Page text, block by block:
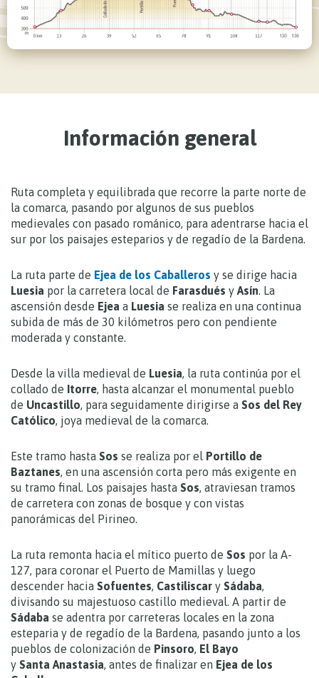
Información general
Ruta completa y equilibrada que recorre la parte norte de
la comarca, pasando por algunos de sus pueblos
medievales con pasado románico, para adentrarse hacia el
sur por los paisajes esteparios y de regadío de la Bardena.
La ruta parte de Ejea de los Caballeros y se dirige hacia
Luesia por la carretera local de Farasdués y Asín . La
ascensión desde Ejea a Luesia se realiza en una continua
subida de más de 30 kilómetros pero con pendiente
moderada y constante.
Desde la villa medieval de Luesia , la ruta continúa por el
collado de Itorre , hasta alcanzar el monumental pueblo
de Uncastillo , para seguidamente dirigirse a Sos del Rey
Católico , joya medieval de la comarca.
Este tramo hasta Sos se realiza por el Portillo de
Baztanes , en una ascensión corta pero más exigente en
su tramo final. Los paisajes hasta Sos , atraviesan tramos
de carretera con zonas de bosque y con vistas
panorámicas del Pirineo.
La ruta remonta hacia el mítico puerto de Sos por la A-
127, para coronar el Puerto de Mamillas y luego
descender hacia Sofuentes Castiliscar y Sádaba
divisando su majestuoso castillo medieval. A partir de
Sádaba se adentra por carreteras locales en la zona
esteparia y de regadío de la Bardena, pasando junto a los
pueblos de colonización de Pinsoro El Bayo
y Santa Anastasia , antes de finalizar en Ejea de los